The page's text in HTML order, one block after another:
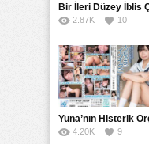
2.87K 10
4.20K 9